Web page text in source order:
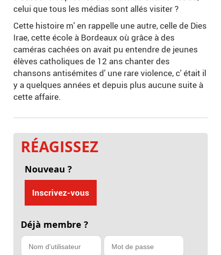
celui que tous les médias sont allés visiter ?
Cette histoire m' en rappelle une autre, celle de Dies
Irae, cette école à Bordeaux où grâce à des
caméras cachées on avait pu entendre de jeunes
élèves catholiques de 12 ans chanter des
chansons antisémites d' une rare violence, c' était il
y a quelques années et depuis plus aucune suite à
cette affaire.
RÉAGISSEZ
Nouveau ?
Inscrivez-vous
Déjà membre ?